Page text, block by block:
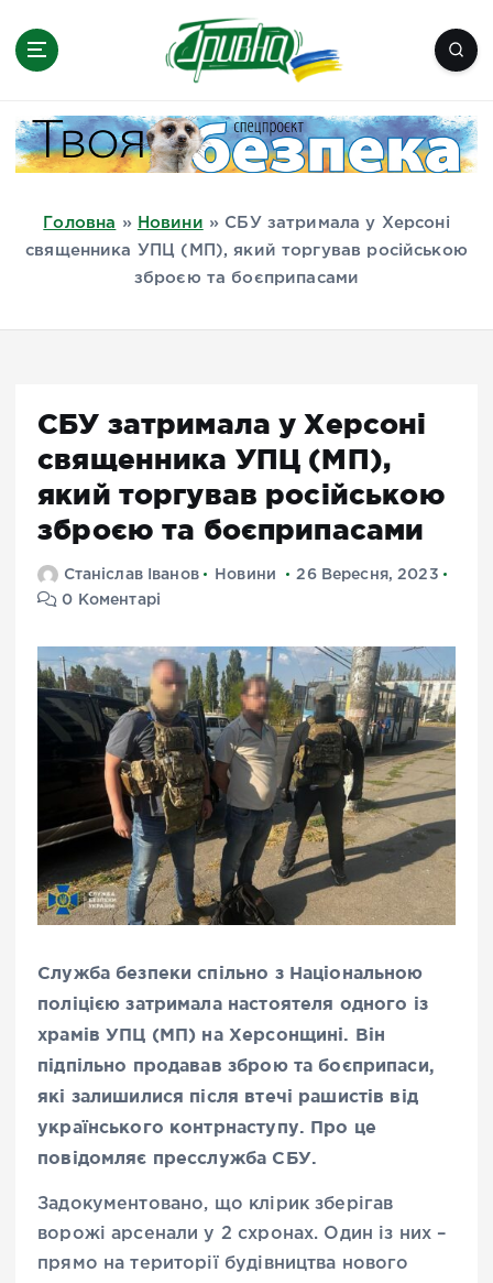
Миколаїв, Одеса, Мелітополь
Головна » Новини » СБУ затримала у Херсоні
священника УПЦ (МП), який торгував російською
зброєю та боєприпасами
СБУ затримала у Херсоні
священника УПЦ (МП),
який торгував російською
зброєю та боєприпасами
Станіслав Іванов Новини
26 Вересня, 2023
0 Коментарі
Служба безпеки спільно з Національною
поліцією затримала настоятеля одного із
храмів УПЦ (МП) на Херсонщині. Він
підпільно продавав зброю та боєприпаси,
які залишилися після втечі рашистів від
українського контрнаступу. Про це
повідомляє пресслужба СБУ.
Задокументовано, що клірик зберігав
ворожі арсенали у 2 схронах. Один із них –
прямо на території будівництва нового